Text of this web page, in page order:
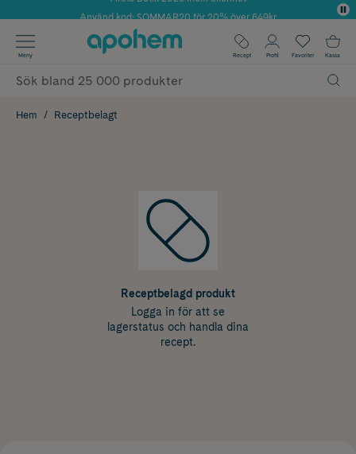
Använd kod: SOMMAR20 för 20% över 649kr
✓ Fri frakt
✓ Poäng på alla köp*
Meny Recept Profil Favoriter Kassa
Hem Receptbelagt
Receptbelagd produkt
Logga in för att se
lagerstatus och handla dina
recept.